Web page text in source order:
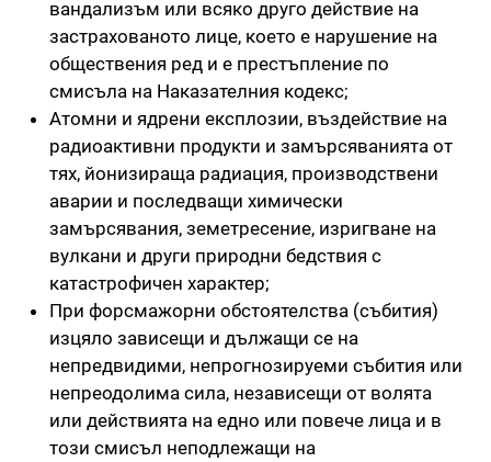
вандализъм или всяко друго действие на
застрахованото лице, което е нарушение на
обществения ред и е престъпление по
смисъла на Наказателния кодекс;
Атомни и ядрени експлозии, въздействие на
радиоактивни продукти и замърсяванията от
тях, йонизираща радиация, производствени
аварии и последващи химически
замърсявания, земетресение, изригване на
вулкани и други природни бедствия с
катастрофичен характер;
При форсмажорни обстоятелства (събития)
изцяло зависещи и дължащи се на
непредвидими, непрогнозируеми събития или
непреодолима сила, независещи от волята
или действията на едно или повече лица и в
този смисъл неподлежащи на